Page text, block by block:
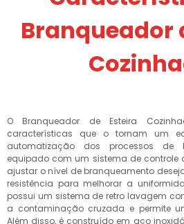
Branqueador
O Branqueador de Esteira
características que o tornam um
automatização dos processos de
equipado com um sistema de controle
ajustar o nível de branqueamento
resistência para melhorar a
possui um sistema de retro lavagem
a contaminação cruzada e permite
Além disso, é construído em aço